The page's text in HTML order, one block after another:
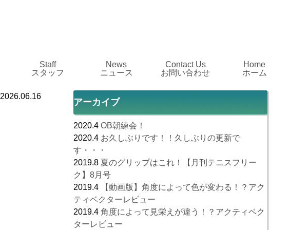
Staff
スタッフ
News
ニュース
Contact Us
お問い合わせ
Home
ホーム
2026.06.16
アーカイブ
2020.4 OB朝練会！
2020.4 お久しぶりです！！久しぶりの更新で
す・・・
2019.8 夏のグリップはこれ！【月刊テニスフリー
ク】8月号
2019.4
【動画版】角度によって色が変わる！？アク
ティベクターレビュー
2019.4 角度によって見栄えが違う！？アクティベク
ターレビュー